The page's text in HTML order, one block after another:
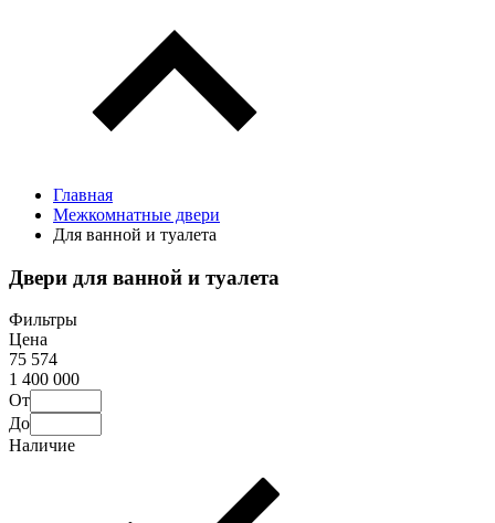
Главная
Межкомнатные двери
Для ванной и туалета
Двери для ванной и туалета
Фильтры
Цена
75 574
1 400 000
От
До
Наличие